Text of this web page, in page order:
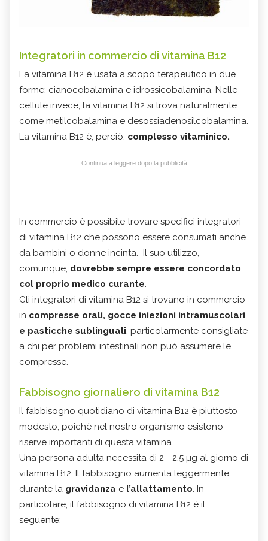
Integratori in commercio di vitamina B12
La vitamina B12 è usata a scopo terapeutico in due
forme: cianocobalamina e idrossicobalamina. Nelle
cellule invece, la vitamina B12 si trova naturalmente
come metilcobalamina e desossiadenosilcobalamina.
La vitamina B12 è, perciò, complesso vitaminico.
Continua a leggere dopo la pubblicità
In commercio è possibile trovare specifici integratori
di vitamina B12 che possono essere consumati anche
da bambini o donne incinta. Il suo utilizzo,
comunque, dovrebbe sempre essere concordato
col proprio medico curante.
Gli integratori di vitamina B12 si trovano in commercio
in compresse orali, gocce iniezioni intramuscolari
e pasticche sublinguali, particolarmente consigliate
a chi per problemi intestinali non può assumere le
compresse.
Fabbisogno giornaliero di vitamina B12
Il fabbisogno quotidiano di vitamina B12 è piuttosto
modesto, poichè nel nostro organismo esistono
riserve importanti di questa vitamina.
Una persona adulta necessita di 2 - 2,5 µg al giorno di
vitamina B12. Il fabbisogno aumenta leggermente
durante la gravidanza e l’allattamento. In
particolare, il fabbisogno di vitamina B12 è il
seguente: